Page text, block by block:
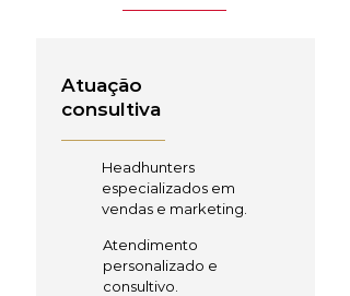
Atuação
consultiva
Headhunters
especializados em
vendas e marketing.
Atendimento
personalizado e
consultivo.